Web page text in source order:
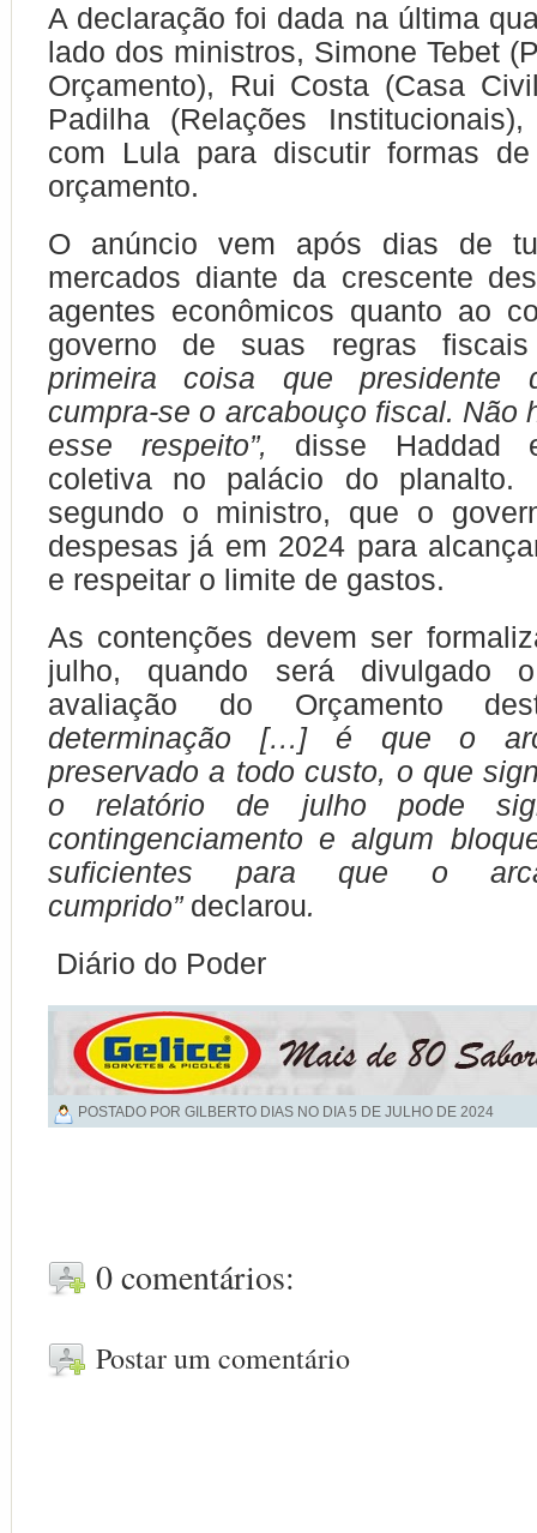
A declaração foi dada na última
lado dos ministros, Simone Tebet
Orçamento), Rui Costa (Casa
Padilha (Relações
com Lula para discutir formas
orçamento.
O anúncio vem após dias de
mercados diante da crescente
agentes econômicos quanto ao
governo de suas regras
primeira coisa que presidente
cumpra-se o arcabouço fiscal. Não
esse respeito”, disse Haddad
coletiva no palácio do planalto.
segundo o ministro, que o
despesas já em 2024 para
e respeitar o limite de gastos.
As contenções devem ser
julho, quando será divulgado
avaliação do Orçamento
determinação […] é que o
preservado a todo custo, o que
o relatório de julho pode
contingenciamento e algum
suficientes para que o
cumprido” declarou.
Diário do Poder
POSTADO POR GILBERTO DIAS NO DIA5 DE JULHO DE 2024
0 comentários:
Postar um comentário